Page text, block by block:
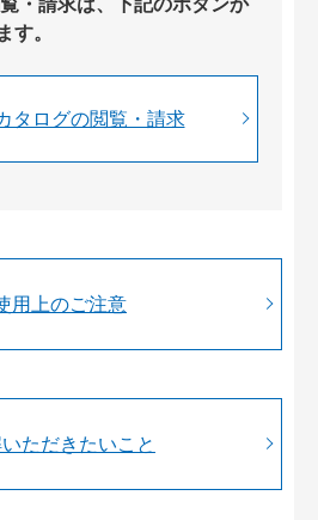
す。
タログの閲覧・請求
用上のご注意
ただきたいこと